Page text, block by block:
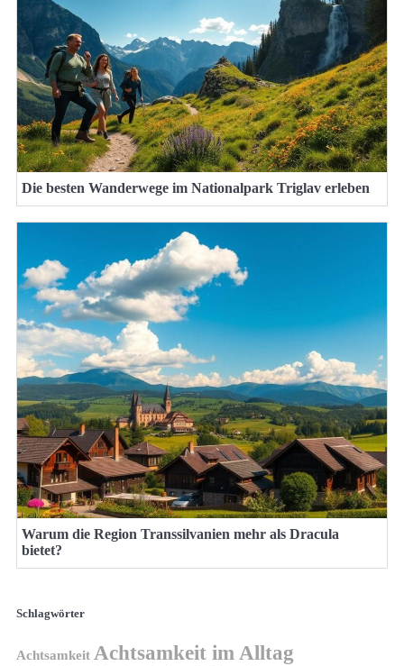
Die besten Wanderwege im Nationalpark Triglav erleben
Warum die Region Transsilvanien mehr als Dracula
bietet?
Schlagwörter
Achtsamkeit Achtsamkeit im Alltag